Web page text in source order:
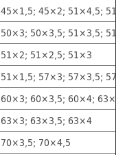
45×1,5; 45×2; 51×4,5; 51×5
50×3; 50×3,5; 51×3,5; 51×4
51×2; 51×2,5; 51×3
51×1,5; 57×3; 57×3,5; 57×4;
60×3; 60×3,5; 60×4; 63×4,5
63×3; 63×3,5; 63×4
70×3,5; 70×4,5